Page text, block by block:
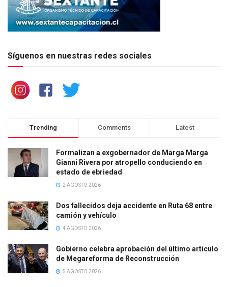
Síguenos en nuestras redes sociales
Trending Comments Latest
Formalizan a exgobernador de Marga Marga
Gianni Rivera por atropello conduciendo en
estado de ebriedad
2 AGOSTO 2026
Dos fallecidos deja accidente en Ruta 68 entre
camión y vehículo
4 AGOSTO 2026
Gobierno celebra aprobación del último artículo
de Megareforma de Reconstrucción
5 AGOSTO 2026